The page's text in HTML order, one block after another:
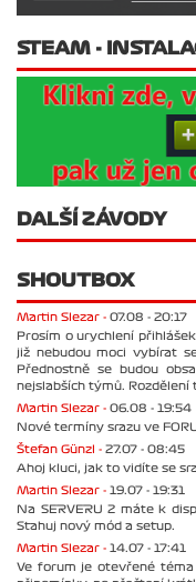
STEAM -
DALŠÍ ZÁVODY
SHOUTBOX
Martin Slezar -07.08 - 20:17
Prosím o urychlení přihlášek
již nebudou moci vybírat
Přednostně se budou
nejslabších týmů. Rozdělení
Martin Slezar -06.08 - 19:54
Nové termíny srazu ve
Štefan Günzl - 27.07 - 08:45
Ahoj kluci, jak to vidíte se
Martin Slezar -19.07 - 19:31
Na SERVERU 2 máte k
Stahuj nový mód a setup.
Martin Slezar -14.07 - 17:41